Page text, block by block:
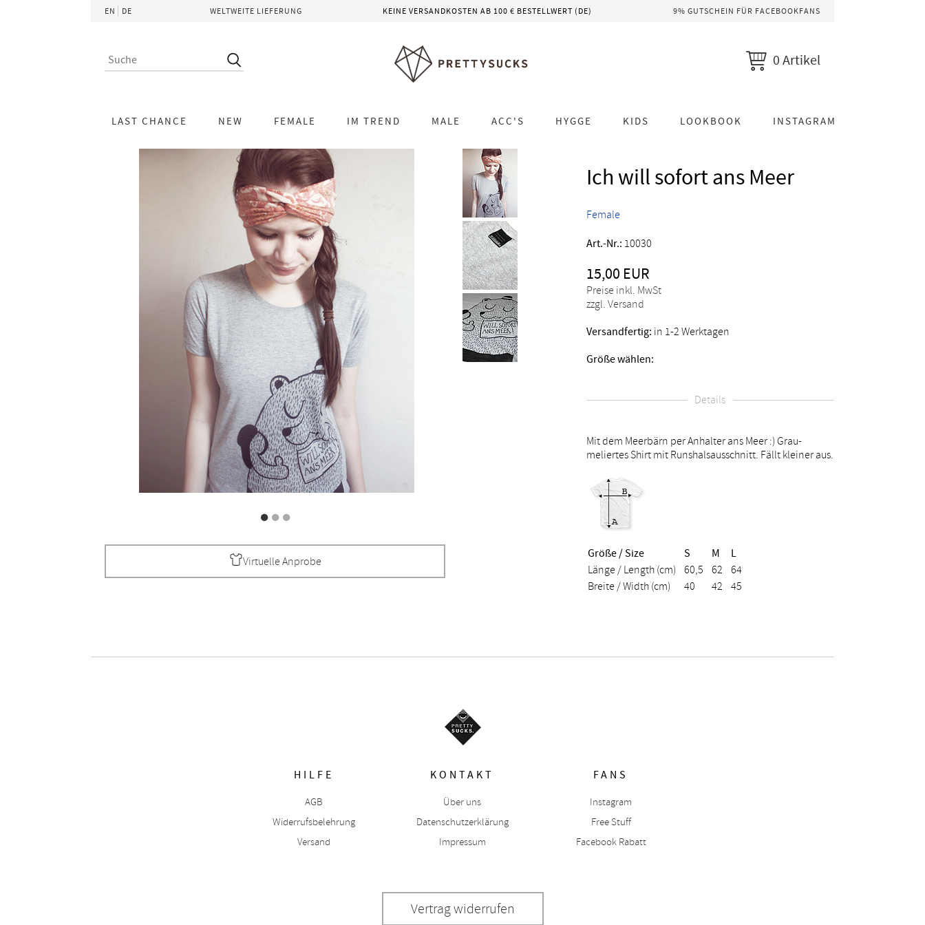
EN DE WELTWEITE LIEFERUNG KEINE VERSANDKOSTEN AB 100 € BESTELLWERT (DE) 9% GUTSCHEIN FÜR FACEBOOKFANS
0 Artikel
LAST CHANCE NEW FEMALE IM TREND MALE ACC'S HYGGE KIDS LOOKBOOK INSTAGRAM
Virtuelle Anprobe
Ich will sofort ans Meer
Female
Art.-Nr.: 10030
15,00 EUR
Preise inkl. MwSt
zzgl. Versand
Versandfertig: in 1-2 Werktagen
Größe wählen:
Details
Mit dem Meerbärn per Anhalter ans Meer :) Grau-
meliertes Shirt mit Runshalsausschnitt. Fällt kleiner aus.
Größe / Size S M
L
Länge / Length (cm)
60,5 62
64
Breite / Width (cm)
40 42 45
HILFE
AGB
Widerrufsbelehrung
Versand
KONTAKT
Über uns
Datenschutzerklärung
Impressum
FANS
Instagram
Free Stuff
Facebook Rabatt
Vertrag widerrufen